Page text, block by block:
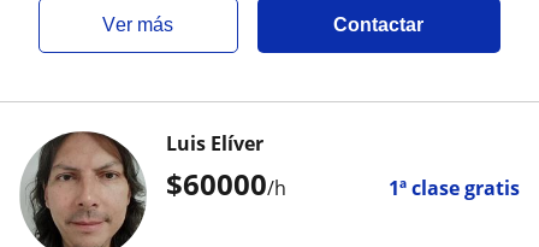
ver más Contactar
$60000/h 1ª clase gratis
Luis Elíver